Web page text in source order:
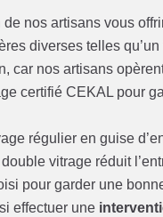
nos artisans vous
diverses telles
car nos artisans
certifié CEKAL pour
régulier en guise
vitrage réduit
pour garder une
effectuer une